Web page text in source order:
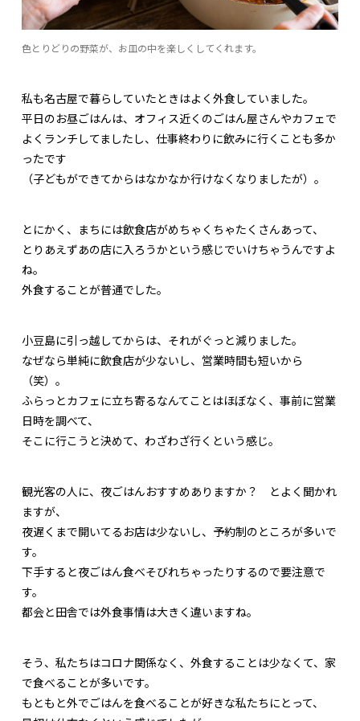
色とりどりの野菜が、お皿の中を楽しくしてくれます。
私も名古屋で暮らしていたときはよく外食していました。
平日のお昼ごはんは、オフィス近くのごはん屋さんやカフェで
よくランチしてましたし、仕事終わりに飲みに行くことも多か
ったです
（子どもができてからはなかなか行けなくなりましたが）。
とにかく、まちには飲食店がめちゃくちゃたくさんあって、
とりあえずあの店に入ろうかという感じでいけちゃうんですよ
ね。
外食することが普通でした。
小豆島に引っ越してからは、それがぐっと減りました。
なぜなら単純に飲食店が少ないし、営業時間も短いから
（笑）。
ふらっとカフェに立ち寄るなんてことはほぼなく、事前に営業
日時を調べて、
そこに行こうと決めて、わざわざ行くという感じ。
観光客の人に、夜ごはんおすすめありますか？ とよく聞かれ
ますが、
夜遅くまで開いてるお店は少ないし、予約制のところが多いで
す。
下手すると夜ごはん食べそびれちゃったりするので要注意で
す。
都会と田舎では外食事情は大きく違いますね。
そう、私たちはコロナ関係なく、外食することは少なくて、家
で食べることが多いです。
もともと外でごはんを食べることが好きな私たちにとって、